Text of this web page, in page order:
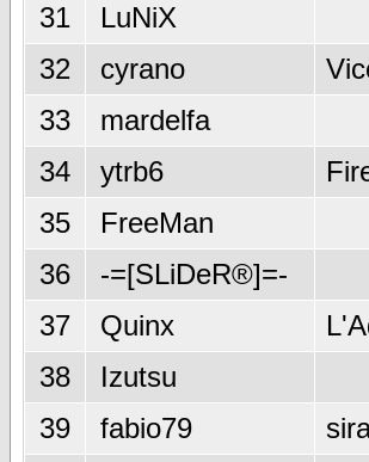
31
LuNiX
32
cyrano
33
mardelfa
34
ytrb6
35
FreeMan
36
-=[SLiDeR®]=-
37
Quinx
38
Izutsu
39
fabio79